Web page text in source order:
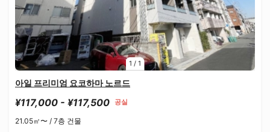
1 / 1
아일 프리미엄 요코하마 노르드
¥117,000 - ¥117,500 공실
21.05㎡〜 / 7층 건물